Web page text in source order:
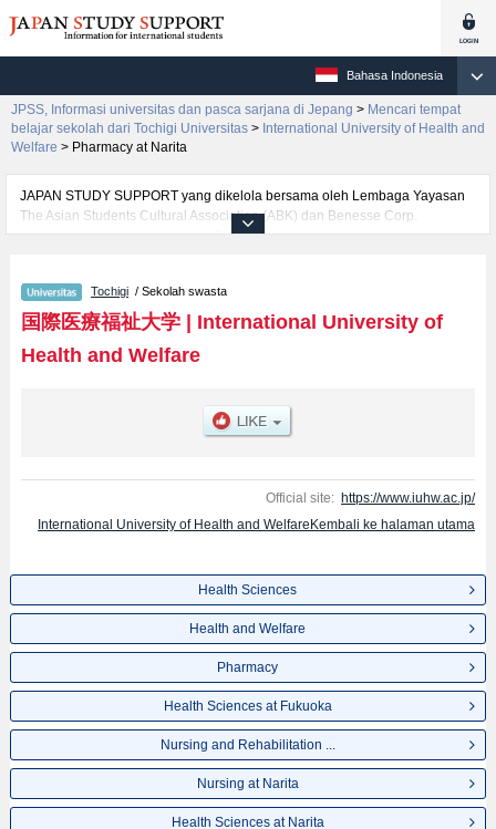
Bahasa Indonesia
JPSS, Informasi universitas dan pasca sarjana di Jepang > Mencari tempat
belajar sekolah dari Tochigi Universitas > International University of Health and
Welfare > Pharmacy at Narita
JAPAN STUDY SUPPORT yang dikelola bersama oleh Lembaga Yayasan
The Asian Students Cultural Association (ABK) dan Benesse Corp.
menyediakan informasi sekitar 1300 universitas, pascasarjana, universitas
Welfare, mencakup informasi per fakultas seperti Fakultas Health
SciencesatauFakultas Health and WelfareatauFakultas
PharmacyatauFakultas Health Sciences at FukuokaatauFakultas Nursing
and Rehabilitation Science at OdawaraatauFakultas Nursing at
AkasakaatauFakultas Pharmacy at FukuokaatauFakultas Pharmacy at
Narita, serta berbagai informasi yang berguna bagi mahasiswa(i)
prasarana kampus, akses jalan, dan lainnya. Silakan memanfaatkannya.
Tochigi / Sekolah swasta
国際医療福祉大学| International University of
Health and Welfare
Official site: https://www.iuhw.ac.jp/
International University of Health and WelfareKembali ke halaman utama
Health Sciences
Health and Welfare
Pharmacy
Health Sciences at Fukuoka
Nursing and Rehabilitation ...
Nursing at Narita
Health Sciences at Narita